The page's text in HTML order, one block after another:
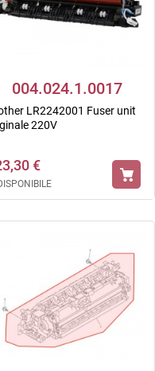
004.024.1.0017
LR2242001 Fuser unit
220V
€